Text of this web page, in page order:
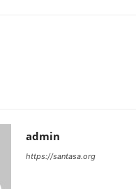
admin
https://santasa.org